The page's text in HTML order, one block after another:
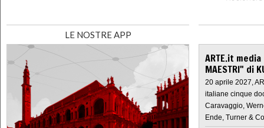
LE NOSTRE APP
ARTE.it
MAESTRI" di
20 aprile 2027,
italiane cinque
Caravaggio,
Ende, Turner &